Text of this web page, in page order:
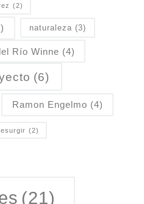
(2)
naturaleza (3)
Río Winne (4)
(6)
Ramon Engelmo (4)
(2)
(21)